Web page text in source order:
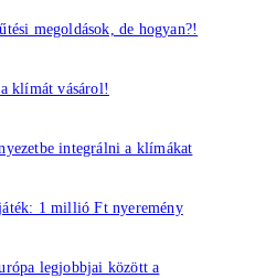
megoldások, de hogyan?!
klímát vásárol!
integrálni a klímákat
1 millió Ft nyeremény
legjobbjai között a